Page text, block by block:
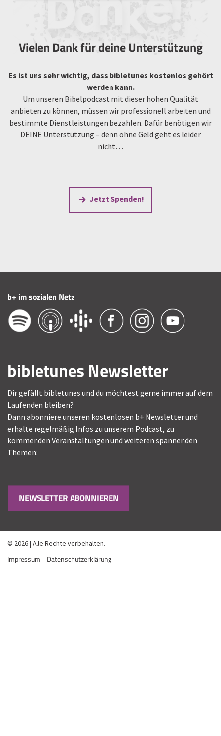
Vielen Dank für deine Unterstützung
Es ist uns sehr wichtig, dass bibletunes kostenlos gehört
werden kann.
Um unseren Bibelpodcast mit dieser hohen Qualität
anbieten zu können, müssen wir professionell arbeiten und
bestimmte Dienstleistungen bezahlen. Dafür benötigen wir
DEINE Unterstützung – denn ohne Geld geht es leider
nicht…
Jetzt Spenden!
b+ im sozialen Netz
bibletunes Newsletter
Dir gefällt bibletunes und du möchtest gerne immer auf dem
Laufenden bleiben?
Dann abonniere unseren kostenlosen b+ Newsletter und
erhalte regelmäßig Infos zu unserem Podcast, zu
kommenden Veranstaltungen und weiteren spannenden
Themen:
NEWSLETTER ABONNIEREN
© 2026 | Alle Rechte vorbehalten.
Impressum Datenschutzerklärung